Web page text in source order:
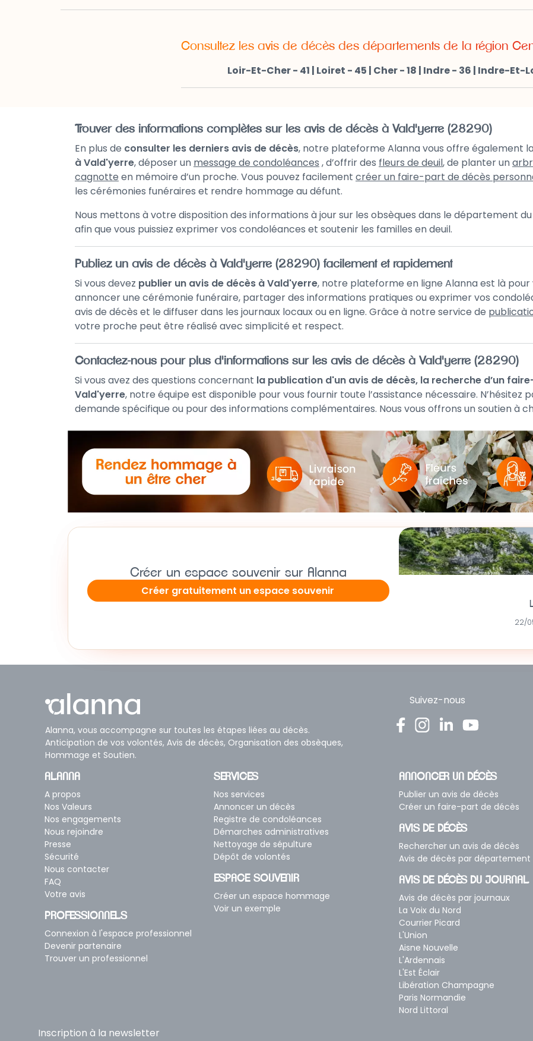
Consultez les avis de décès des départements de la région
Loir-Et-Cher - 41 | Loiret - 45 | Cher - 18 | Indre - 36 | Indre-Et-
Trouver des informations complètes sur les avis de décès à Vald'yerre (28290)
En plus de consulter les derniers avis de décès, notre plateforme Alanna vous offre également
à Vald'yerre, déposer un message de condoléances , d’offrir des fleurs de deuil, de planter un
cagnotte en mémoire d’un proche. Vous pouvez facilement créer un faire-part de décès
les cérémonies funéraires et rendre hommage au défunt.
Nous mettons à votre disposition des informations à jour sur les obsèques dans le département du
afin que vous puissiez exprimer vos condoléances et soutenir les familles en deuil.
Publiez un avis de décès à Vald'yerre (28290) facilement et rapidement
Si vous devez publier un avis de décès à Vald'yerre, notre plateforme en ligne Alanna est là
annoncer une cérémonie funéraire, partager des informations pratiques ou exprimer vos
avis de décès et le diffuser dans les journaux locaux ou en ligne. Grâce à notre service de
votre proche peut être réalisé avec simplicité et respect.
Contactez-nous pour plus d'informations sur les avis de décès à Vald'yerre (28290)
Si vous avez des questions concernant la publication d'un avis de décès, la recherche d’un
Vald'yerre, notre équipe est disponible pour vous fournir toute l’assistance nécessaire. N’hésitez
demande spécifique ou pour des informations complémentaires. Nous vous offrons un soutien à
Créer un espace souvenir sur Alanna
Créer gratuitement un espace souvenir
22/
Alanna, vous accompagne sur toutes les étapes liées au décès.
Anticipation de vos volontés, Avis de décès, Organisation des obsèques,
Hommage et Soutien.
Suivez-nous
ALANNA
A propos
Nos Valeurs
Nos engagements
Nous rejoindre
Presse
Sécurité
Nous contacter
FAQ
Votre avis
PROFESSIONNELS
Connexion à l'espace professionnel
Devenir partenaire
Trouver un professionnel
SERVICES
Nos services
Annoncer un décès
Registre de condoléances
Démarches administratives
Nettoyage de sépulture
Dépôt de volontés
ESPACE SOUVENIR
Créer un espace hommage
Voir un exemple
ANNONCER UN DÉCÈS
Publier un avis de décès
Créer un faire-part de décès
AVIS DE DÉCÈS
Rechercher un avis de décès
Avis de décès par département
AVIS DE DÉCÈS DU JOURNAL
Avis de décès par journaux
La Voix du Nord
Courrier Picard
L'Union
Aisne Nouvelle
L'Ardennais
L'Est Éclair
Libération Champagne
Paris Normandie
Nord Littoral
Inscription à la newsletter